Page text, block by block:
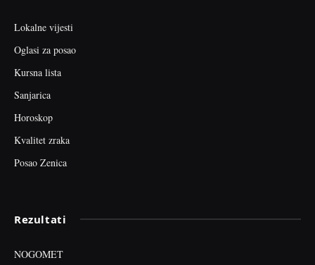
Lokalne vijesti
Oglasi za posao
Kursna lista
Sanjarica
Horoskop
Kvalitet zraka
Posao Zenica
Rezultati
NOGOMET